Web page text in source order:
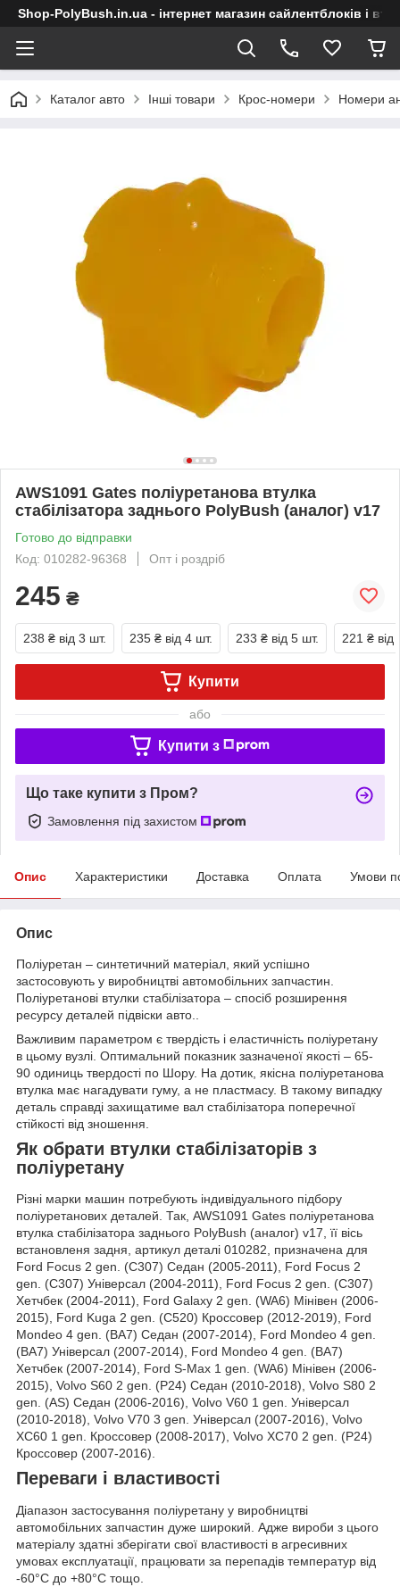
Shop-PolyBush.in.ua - інтернет магазин сайлентблоків і
Каталог авто Інші товари Крос-номери Номери
AWS1091 Gates поліуретанова втулка
стабілізатора заднього PolyBush (аналог) v17
Готово до відправки
Код: 010282-96368
Опт і роздріб
245 ₴
238 ₴ від 3 шт. 235 ₴ від 4 шт. 233 ₴ від 5 шт. 221 ₴ від
Купити
або
Купити з
Що таке купити з Пром?
Замовлення під захистом
Опис Характеристики Доставка Оплата Умови
Опис
Поліуретан – синтетичний матеріал, який успішно
застосовують у виробництві автомобільних запчастин.
Поліуретанові втулки стабілізатора – спосіб розширення
ресурсу деталей підвіски авто..
Важливим параметром є твердість і еластичність поліуретану
в цьому вузлі. Оптимальний показник зазначеної якості – 65-
90 одиниць твердості по Шору. На дотик, якісна поліуретанова
втулка має нагадувати гуму, а не пластмасу. В такому випадку
деталь справді захищатиме вал стабілізатора поперечної
стійкості від зношення.
Як обрати втулки стабілізаторів з
поліуретану
Різні марки машин потребують індивідуального підбору
поліуретанових деталей. Так, AWS1091 Gates поліуретанова
втулка стабілізатора заднього PolyBush (аналог) v17, її вісь
встановленя задня, артикул деталі 010282, призначена для
Ford Focus 2 gen. (C307) Седан (2005-2011), Ford Focus 2
gen. (C307) Універсал (2004-2011), Ford Focus 2 gen. (C307)
Хетчбек (2004-2011), Ford Galaxy 2 gen. (WA6) Мінівен (2006-
2015), Ford Kuga 2 gen. (C520) Кроссовер (2012-2019), Ford
Mondeo 4 gen. (BA7) Седан (2007-2014), Ford Mondeo 4 gen.
(BA7) Універсал (2007-2014), Ford Mondeo 4 gen. (BA7)
Хетчбек (2007-2014), Ford S-Max 1 gen. (WA6) Мінівен (2006-
2015), Volvo S60 2 gen. (P24) Седан (2010-2018), Volvo S80 2
gen. (AS) Седан (2006-2016), Volvo V60 1 gen. Універсал
(2010-2018), Volvo V70 3 gen. Універсал (2007-2016), Volvo
XC60 1 gen. Кроссовер (2008-2017), Volvo XC70 2 gen. (P24)
Кроссовер (2007-2016).
Переваги і властивості
Діапазон застосування поліуретану у виробництві
автомобільних запчастин дуже широкий. Адже вироби з цього
матеріалу здатні зберігати свої властивості в агресивних
умовах експлуатації, працювати за перепадів температур від
-60°С до +80°С тощо.